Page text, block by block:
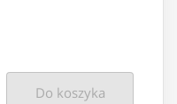
Do koszyka